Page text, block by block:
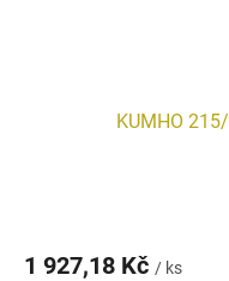
KUMHO
1 927,18 Kč / ks